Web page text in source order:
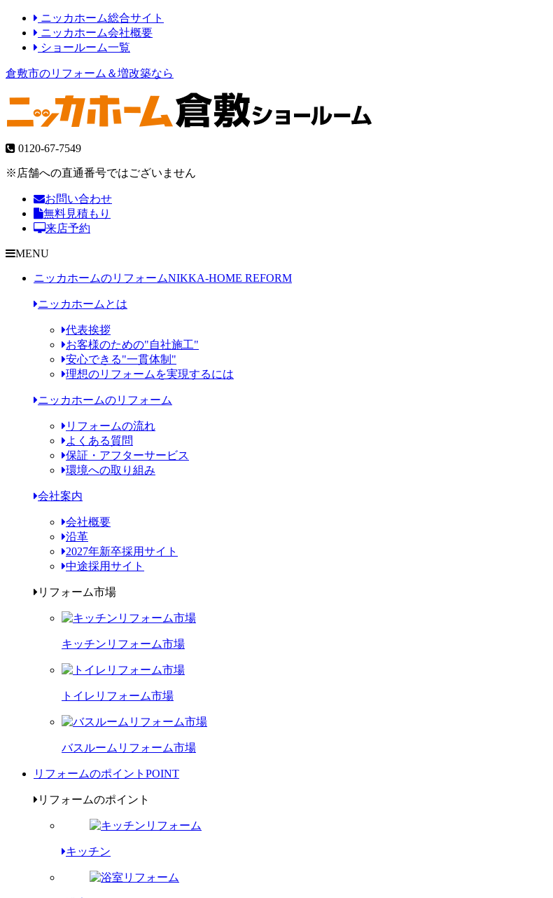
ニッカホーム総合サイト
ニッカホーム会社概要
ショールーム一覧
倉敷市のリフォーム＆増改築なら
0120-67-7549
※店舗への直通番号ではございません
お問い合わせ
無料見積もり
来店予約
MENU
ニッカホームのリフォームNIKKA-HOME REFORM
ニッカホームとは
代表挨拶
お客様のための"自社施工"
安心できる"一貫体制"
理想のリフォームを実現するには
ニッカホームのリフォーム
リフォームの流れ
よくある質問
保証・アフターサービス
環境への取り組み
会社案内
会社概要
沿革
2027年新卒採用サイト
中途採用サイト
リフォーム市場
キッチンリフォーム市場
トイレリフォーム市場
バスルームリフォーム市場
リフォームのポイント POINT
リフォームのポイント
キッチン